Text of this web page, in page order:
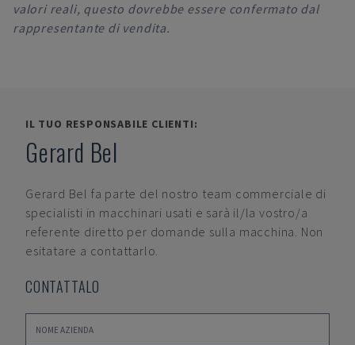
valori reali, questo dovrebbe essere confermato dal
rappresentante di vendita.
IL TUO RESPONSABILE CLIENTI:
Gerard Bel
Gerard Bel fa parte del nostro team commerciale di
specialisti in macchinari usati e sarà il/la vostro/a
referente diretto per domande sulla macchina. Non
esitatare a contattarlo.
CONTATTALO